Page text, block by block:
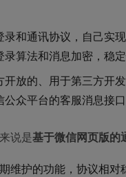
录和通讯协议，自己实
算法和消息加密，稳
开放的、用于第三方开
众平台的客服消息接
说是基于微信网页版的
维护的功能，协议相